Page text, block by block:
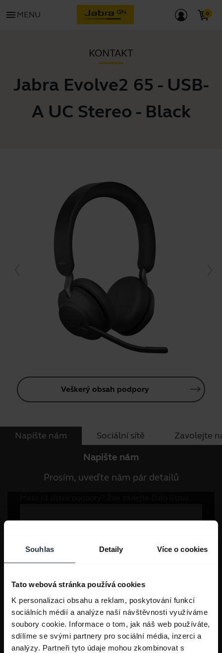
Souhlas Detaily Více o cookies
Tato webová stránka používá cookies
K personalizaci obsahu a reklam, poskytování funkcí
sociálních médií a analýze naší návštěvnosti využíváme
soubory cookie. Informace o tom, jak náš web používáte,
sdílíme se svými partnery pro sociální média, inzerci a
analýzy. Partneři tyto údaje mohou zkombinovat s
menu MENU
KONTAKT
Jabra Evolve2 65 - USB-
A UC Stereo - Black
Veškerý obsah podpory
Napište nám Sociální sítě Zavolejte
Napište nám
Prosím, uveďte nám pár detailů